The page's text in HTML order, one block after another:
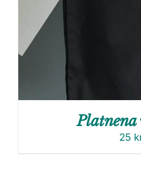
Platnena
25